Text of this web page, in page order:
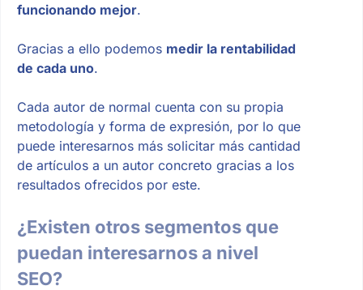
funcionando mejor.
Gracias a ello podemos medir la rentabilidad
de cada uno.
Cada autor de normal cuenta con su propia
metodología y forma de expresión, por lo que
puede interesarnos más solicitar más cantidad
de artículos a un autor concreto gracias a los
resultados ofrecidos por este.
¿Existen otros segmentos que
puedan interesarnos a nivel
SEO?